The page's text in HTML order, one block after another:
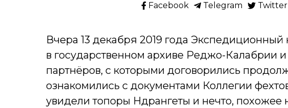
Facebook Telegram Twitter
Вчера 13 декабря 2019 года Экспедиционный
в государственном архиве Реджо-Калабрии
партнёров, с которыми договорились
ознакомились с документами Коллегии
увидели топоры Ндрангеты и нечто,